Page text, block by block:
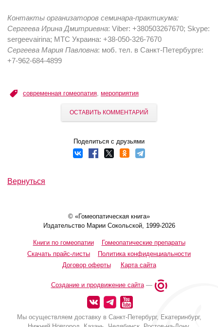
Контакты организаторов семинара-практикума:
Сергеева Ирина Дмитриевна: Viber: +380503267670; Skype:
sergeevairina; МТС Украина: +38-050-326-7670
Сергеева Мария Павловна: моб. тел. в Санкт-Петербурге:
+7-962-684-4899
современная гомеопатия, мероприятия
ОСТАВИТЬ КОММЕНТАРИЙ
Поделиться с друзьями
Вернуться
© «Гомеопатическая книга»
Издательство Марии Сокольской, 1999-2026
Книги по гомеопатии
Гомеопатические препараты
Скачать прайс-листы
Политика конфиденциальности
Договор оферты
Карта сайта
Создание и продвижение сайта—
Мы осуществляем доставку в Санкт-Петербург, Екатеринбург,